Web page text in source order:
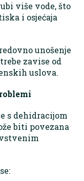
više vode, što
i osjećaja
unošenje
zavise od
uslova.
s dehidracijom
biti povezana